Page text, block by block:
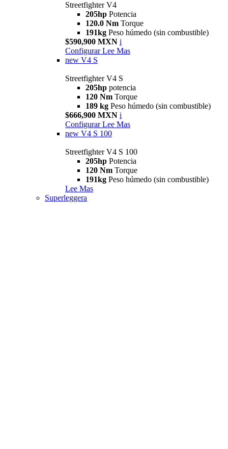
Streetfighter V4
205hp Potencia
120.0 Nm Torque
191kg Peso húmedo (sin combustible)
$590,900 MXN i
Configurar Lee Mas
new V4 S
Streetfighter V4 S
205hp potencia
120 Nm Torque
189 kg Peso húmedo (sin combustible)
$666,900 MXN i
Configurar Lee Mas
new V4 S 100
Streetfighter V4 S 100
205hp Potencia
120 Nm Torque
191kg Peso húmedo (sin combustible)
Lee Mas
Superleggera